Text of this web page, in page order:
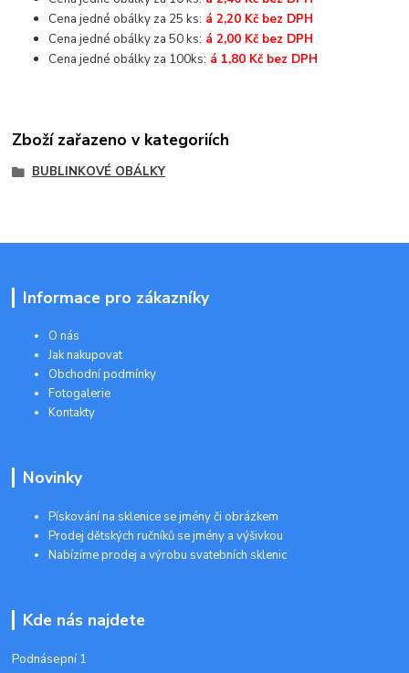
Cena jedné obálky za 25 ks: á 2,20 Kč bez DPH
Cena jedné obálky za 50 ks: á 2,00 Kč bez DPH
Cena jedné obálky za 100ks: á 1,80 Kč bez DPH
Zboží zařazeno v kategoriích
BUBLINKOVÉ OBÁLKY
Informace pro zákazníky
O nás
Jak nakupovat
Obchodní podmínky
Fotogalerie
Kontakty
Novinky
Pískování na sklenice se jmény či obrázkem
Prodej dětských ručníků se jmény a výšivkou
Nabízíme prodej a výrobu svatebních sklenic
Kde nás najdete
Podnásepní 1